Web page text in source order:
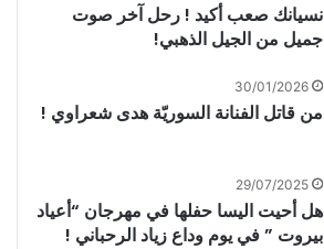
نسيانك صعب أكيد ! رحل آخر صوت
جميل من الجيل الذهبي!
30/01/2026
من قاتل الفنانة السوريّة هدى شعراوي !
29/07/2025
هل أحيت اليسا حفلها في مهرجان “أعياد
بيروت ” في يوم وداع زياد الرحباني !